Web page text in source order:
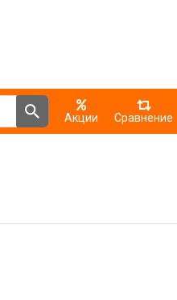
Акции Сравнение